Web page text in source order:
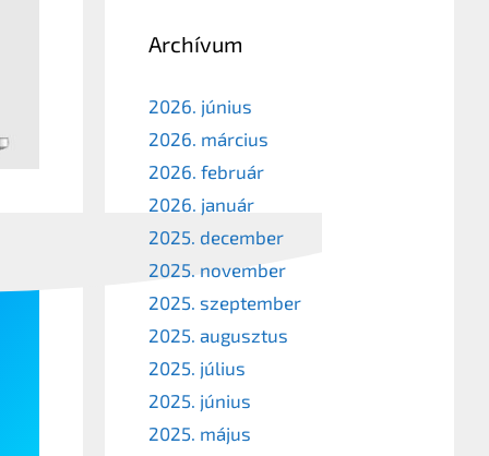
Archívum
2026. június
2026. március
2026. február
2026. január
2025. december
2025. november
2025. szeptember
2025. augusztus
2025. július
2025. június
2025. május